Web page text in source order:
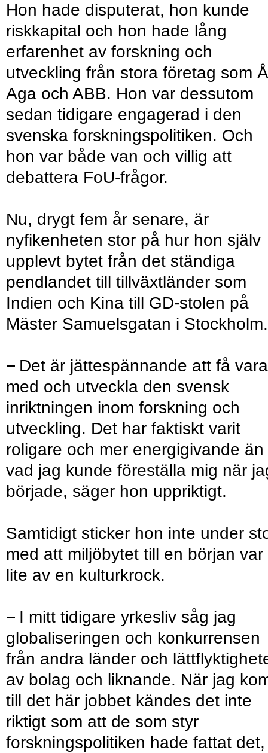
Hon hade disputerat, hon kunde
riskkapital och hon hade lång
erfarenhet av forskning och
utveckling från stora företag som
Aga och ABB. Hon var dessutom
sedan tidigare engagerad i den
svenska forskningspolitiken. Och
hon var både van och villig att
debattera FoU-frågor.
Nu, drygt fem år senare, är
nyfikenheten stor på hur hon själv
upplevt bytet från det ständiga
pendlandet till tillväxtländer som
Indien och Kina till GD-stolen på
Mäster Samuelsgatan i Stockholm.
− Det är jättespännande att få vara
med och utveckla den svensk
inriktningen inom forskning och
utveckling. Det har faktiskt varit
roligare och mer energigivande än
vad jag kunde föreställa mig när
började, säger hon uppriktigt.
Samtidigt sticker hon inte under
med att miljöbytet till en början var
lite av en kulturkrock.
− I mitt tidigare yrkesliv såg jag
globaliseringen och konkurrensen
från andra länder och
av bolag och liknande. När jag
till det här jobbet kändes det inte
riktigt som att de som styr
forskningspolitiken hade fattat det,